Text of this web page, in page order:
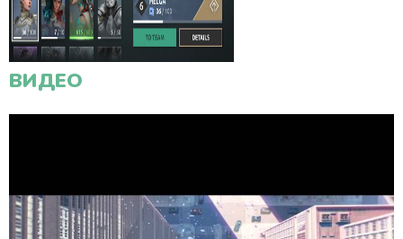
ВИДЕО